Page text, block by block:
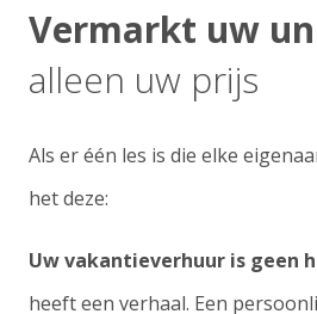
Vermarkt uw
alleen uw prijs
Als er één les is die elke
het deze:
Uw vakantieverhuur is geen
heeft een verhaal. Een